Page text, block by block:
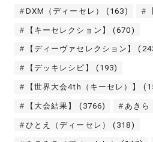
DXM（ディーセレ） (163)
【キーセレクション】 (670)
【ディーヴァセレクション】
【デッキレシピ】 (193)
【世界大会4th（キーセレ）】
【大会結果】 (3766) あきら
ひとえ（ディーセレ） (318)